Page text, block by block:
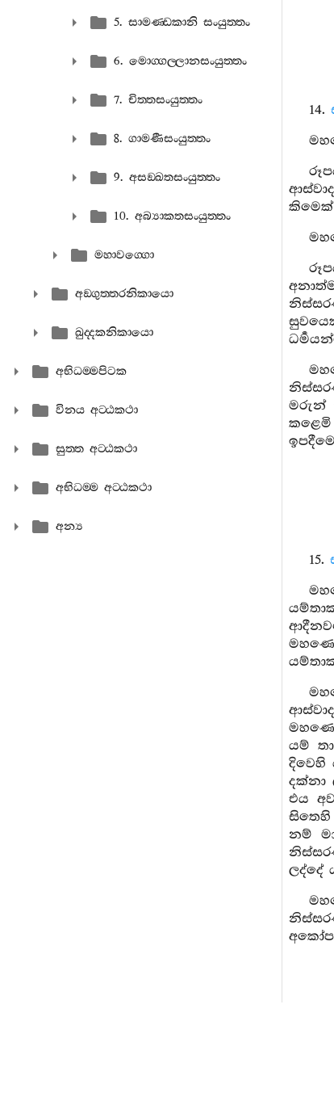
5. සාමණ‍්ඩකානි සංයුත‍්තං
6. මොග‍්ගල‍්ලානසංයුත‍්තං
7. චිත‍්තසංයුත‍්තං
8. ගාමණීසංයුත‍්තං
9. අසඞ‍්ඛතසංයුත‍්තං
10. අබ්‍යාකතසංයුත‍්තං
මහාවග‍්ගො
අඞ‍්ගුත‍්තරනිකායො
ඛුද‍්දකනිකායො
අභිධම‍්මපිටක
විනය අට‍්ඨකථා
සුත‍්ත අට‍්ඨකථා
අභිධම‍්ම අට‍්ඨකථා
අන්‍ය
14.
කිමෙක්
මරුන්
කළෙමි
15.
යම්
එය
නම්
ලද්දේ